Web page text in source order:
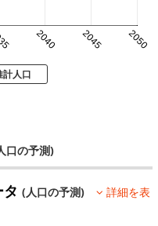
2040 2045 2050
計人口
口の予測)
タ(人口の予測)
詳細を表